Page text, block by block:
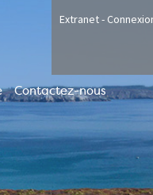
Extranet -
Contactez-nous